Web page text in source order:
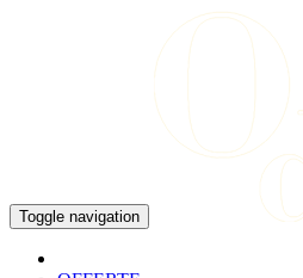
Toggle navigation